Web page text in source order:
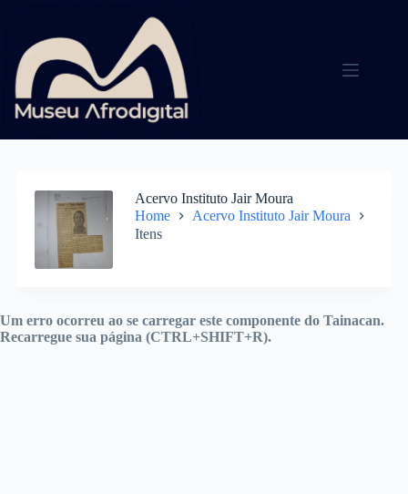
conteúdo
Acervo Instituto Jair Moura
Home
Acervo Instituto Jair Moura
Itens
Um erro ocorreu ao se carregar este componente do Tainacan.
Recarregue sua página (CTRL+SHIFT+R).